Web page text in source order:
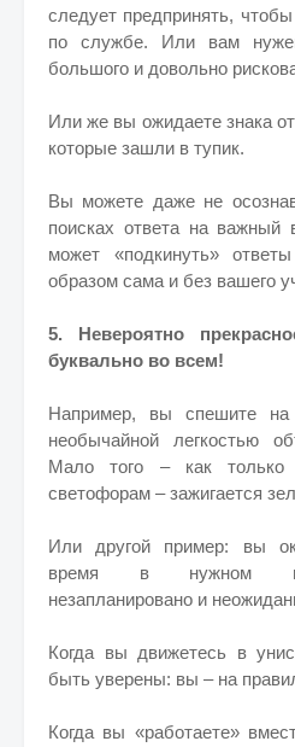
следует предпринять,
по службе. Или вам
большого и довольно
Или же вы ожидаете знака
которые зашли в тупик.
Вы можете даже не
поисках ответа на важный
может «подкинуть»
образом сама и без вашего
5. Невероятно
буквально во всем!
Например, вы спешите
необычайной легкостью
Мало того – как только
светофорам – зажигается
Или другой пример: вы
время в нужном
незапланировано и
Когда вы движетесь в
быть уверены: вы – на
Когда вы «работаете»